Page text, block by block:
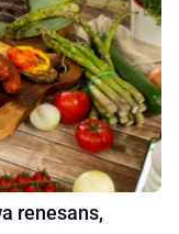
renesans,